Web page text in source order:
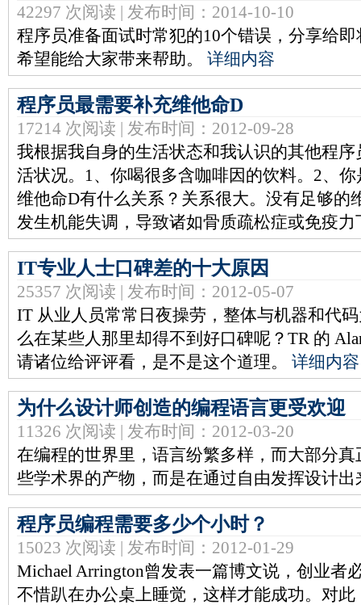
42297 次阅读 | 发布时间：2014-10-10
程序员准备面试时常犯的10个错误，分享给
希望能给大家带来帮助。 详细内容
程序员最需要补充维他命D
17214 次阅读 | 发布时间：2012-09-28
我根据我自身的生活状态和我认识的其他程
活状况。1、你喝很多含咖啡因的饮料。2、
维他命D有什么关系？关系很大。没有足够的
发生机能失调，导致诸如骨质疏松症或免疫
IT专业人士口碑差的十大原因
25357 次阅读 | 发布时间：2012-05-07
IT 从业人员常常日夜操劳，整体与机器和代
么在某些人那里却得不到好口碑呢？TR 的
请诸位给评评看，是不是这个道理。 详细内容
为什么设计师创造的编程语言更受欢迎
11326 次阅读 | 发布时间：2012-03-20
在编程的世界里，语言纷繁多样，而大部分
些学术界的产物，而是在通过自由发挥设计
程序员编程需要多少个小时？
15023 次阅读 | 发布时间：2012-01-29
Michael Arrington曾发表一篇博文说，创业者
不惜趴在办公桌上睡觉，这样才能成功。对